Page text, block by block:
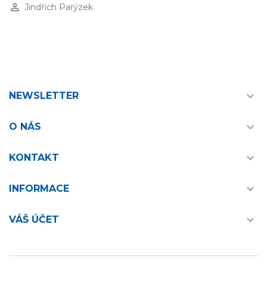
perm_identity Jindřich Parýzek
NEWSLETTER 
O NÁS 
KONTAKT 
INFORMACE 
VÁŠ ÚČET 